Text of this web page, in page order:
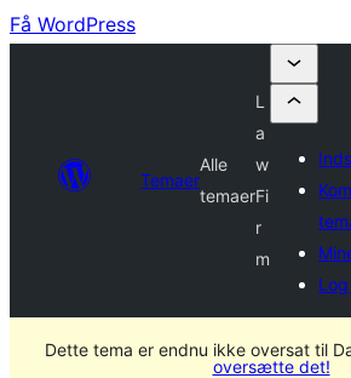
Få WordPress
Temaer
Alle
temaer
L
a
w
Fi
r
m
Dette tema er endnu ikke oversat til
oversætte det!